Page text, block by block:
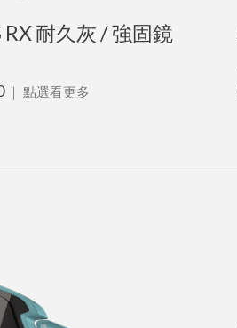
RX 耐久灰 / 強固鏡
｜ 點選看更多